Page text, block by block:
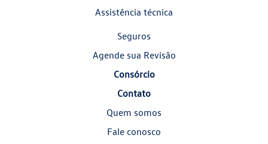
Assistência técnica
Seguros
Agende sua Revisão
Consórcio
Contato
Quem somos
Fale conosco